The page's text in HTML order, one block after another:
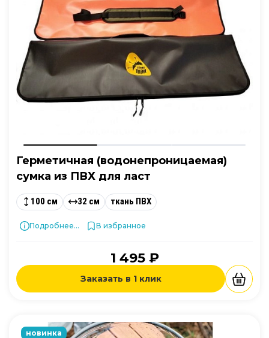
Герметичная (водонепроницаемая)
сумка из ПВХ для ласт
100 см 32 см ткань ПВХ
Подробнее... В избранное
1 495 ₽
Заказать в 1 клик
новинка